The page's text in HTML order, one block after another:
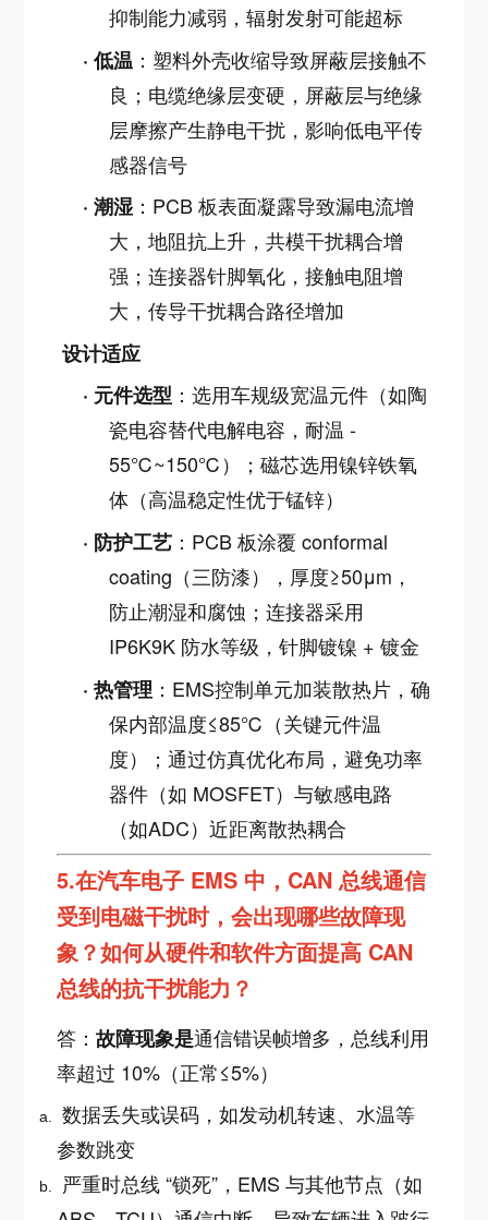
抑制能力减弱，辐射发射可能超标
·低温 ：塑料外壳收缩导致屏蔽层接触不
良；电缆绝缘层变硬，屏蔽层与绝缘
层摩擦产生静电干扰，影响低电平传
感器信号
·潮湿 ：PCB 板表面凝露导致漏电流增
大，地阻抗上升，共模干扰耦合增
强；连接器针脚氧化，接触电阻增
大，传导干扰耦合路径增加
设计适应
·元件选型 ：选用车规级宽温元件（如陶
瓷电容替代电解电容，耐温 -
55℃~150℃）；磁芯选用镍锌铁氧
体（高温稳定性优于锰锌）
· 防护工艺 ：PCB 板涂覆 conformal
coating（三防漆），厚度≥50μm，
防止潮湿和腐蚀；连接器采用
IP6K9K 防水等级，针脚镀镍 + 镀金
·热管理 ：EMS控制单元加装散热片，确
保内部温度≤85℃（关键元件温
度）；通过仿真优化布局，避免功率
器件（如 MOSFET）与敏感电路
（如ADC）近距离散热耦合
5.在汽车电子 EMS 中，CAN 总线通信
受到电磁干扰时，会出现哪些故障现
象？如何从硬件和软件方面提高 CAN
总线的抗干扰能力？
答：故障现象是通信错误帧增多，总线利用
率超过 10%（正常≤5%）
数据丢失或误码，如发动机转速、水温等
参数跳变
严重时总线 “锁死”，EMS 与其他节点（如